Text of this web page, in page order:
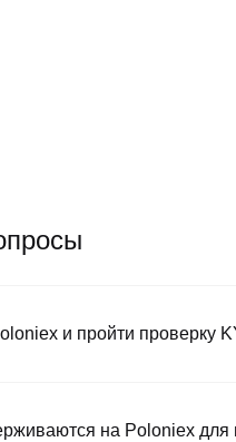
и пройти проверку
ссылки дляна Poloniex для